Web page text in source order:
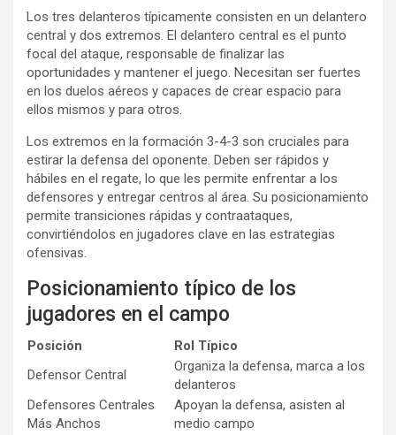
Los tres delanteros típicamente consisten en un delantero
central y dos extremos. El delantero central es el punto
focal del ataque, responsable de finalizar las
oportunidades y mantener el juego. Necesitan ser fuertes
en los duelos aéreos y capaces de crear espacio para
ellos mismos y para otros.
Los extremos en la formación 3-4-3 son cruciales para
estirar la defensa del oponente. Deben ser rápidos y
hábiles en el regate, lo que les permite enfrentar a los
defensores y entregar centros al área. Su posicionamiento
permite transiciones rápidas y contraataques,
convirtiéndolos en jugadores clave en las estrategias
ofensivas.
Posicionamiento típico de los
jugadores en el campo
Posición
Rol Típico
Defensor Central
Organiza la defensa, marca a los
delanteros
Defensores Centrales
Más Anchos
Apoyan la defensa, asisten al
medio campo